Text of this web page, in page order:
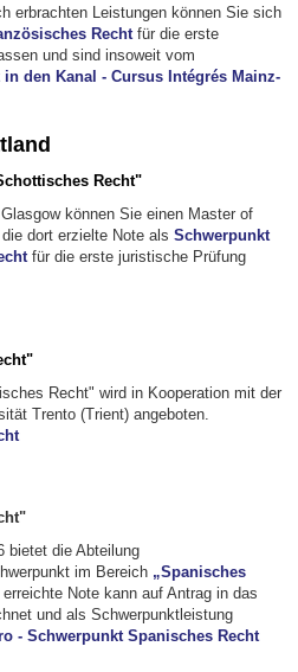
erbrachten Leistungen können Sie sich
Rechtfür die erste
und sind insoweit vom
in den Kanal - Cursus Intégrés Mainz-
Recht"
können Sie einen Master of
dort erzielte Note als Schwerpunkt
für die erste juristische Prüfung
Recht" wird in Kooperation mit der
Trento (Trient) angeboten.
bietet die Abteilung
im Bereich „Spanisches
Note kann auf Antrag in das
und als Schwerpunktleistung
- Schwerpunkt Spanisches Recht